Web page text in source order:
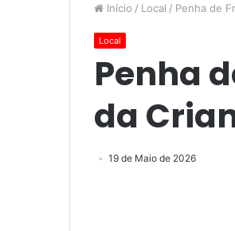
Início / Local / Penha de
Local
Penha
da
19 de Maio de 2026